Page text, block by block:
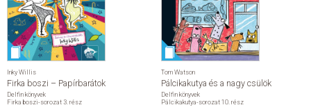
Inky Willis
Firka boszi – Papírbarátok
Delfin könyvek
Firka boszi-sorozat 3. rész
Tom Watson
Pálcikakutya és a nagy csülök
Delfin könyvek
Pálcikakutya-sorozat 10. rész